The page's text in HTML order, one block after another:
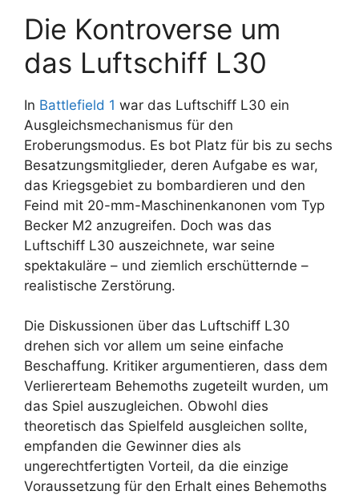
Die Kontroverse um
das Luftschiff L30
In Battlefield 1 war das Luftschiff L30 ein
Ausgleichsmechanismus für den
Eroberungsmodus. Es bot Platz für bis zu sechs
Besatzungsmitglieder, deren Aufgabe es war,
das Kriegsgebiet zu bombardieren und den
Feind mit 20-mm-Maschinenkanonen vom Typ
Becker M2 anzugreifen. Doch was das
Luftschiff L30 auszeichnete, war seine
spektakuläre – und ziemlich erschütternde –
realistische Zerstörung.
Die Diskussionen über das Luftschiff L30
drehen sich vor allem um seine einfache
Beschaffung. Kritiker argumentieren, dass dem
Verliererteam Behemoths zugeteilt wurden, um
das Spiel auszugleichen. Obwohl dies
theoretisch das Spielfeld ausgleichen sollte,
empfanden die Gewinner dies als
ungerechtfertigten Vorteil, da die einzige
Voraussetzung für den Erhalt eines Behemoths